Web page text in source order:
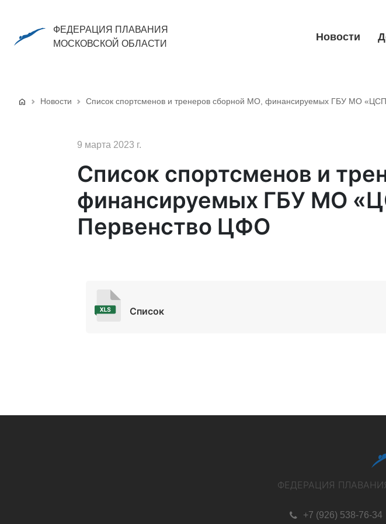
ФЕДЕРАЦИЯ ПЛАВАНИЯ
МОСКОВСКОЙ ОБЛАСТИ
Новости
Новости Список спортсменов и тренеров сборной МО, финансируемых ГБУ МО
9 марта 2023 г.
Список спортсменов и
финансируемых ГБУ МО
Первенство ЦФО
Список
ФЕДЕРАЦИЯ
+7 (926) 538-76-34